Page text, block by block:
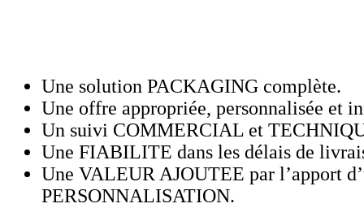
Une solution PACKAGING complète.
Une offre appropriée, personnalisée et
Un suivi COMMERCIAL et
Une FIABILITE dans les délais de
Une VALEUR AJOUTEE par l’apport
PERSONNALISATION.